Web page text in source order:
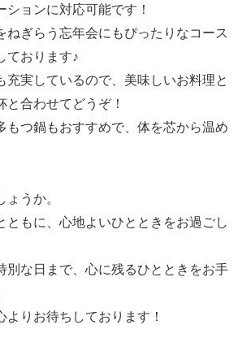
ションに対応可能です！
ねぎらう忘年会にもぴったりなコース
ております♪
充実しているので、美味しいお料理と
と合わせてどうぞ！
もつ鍋もおすすめで、体を芯から温め
うか。
ともに、心地よいひとときをお過ごし
別な日まで、心に残るひとときをお手
よりお待ちしております！